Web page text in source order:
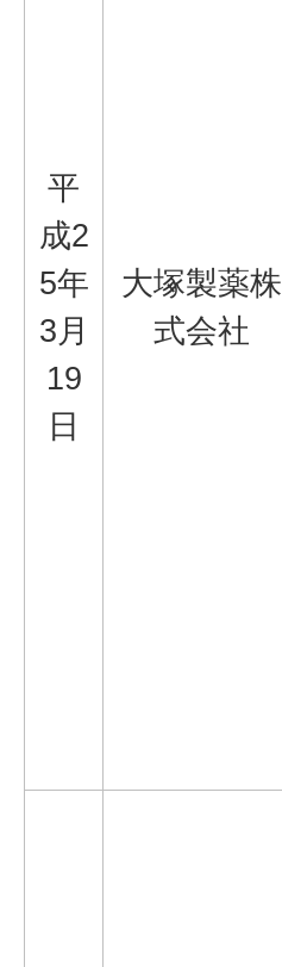
平
成2
5年
3月
19
日
大塚製薬株
式会社